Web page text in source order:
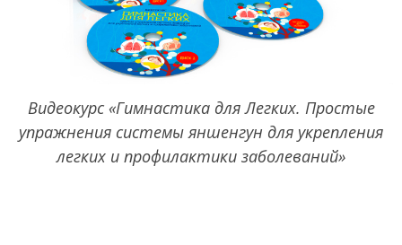
Видеокурс «Гимнастика для Легких. Простые
упражнения системы яншенгун для укрепления
легких и профилактики заболеваний»